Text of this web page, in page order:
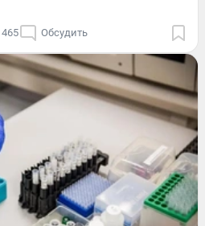
465 Обсудить